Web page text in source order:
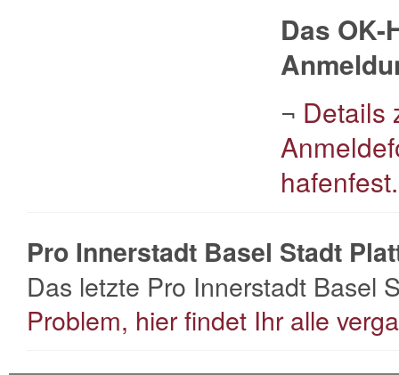
Das
¬ Details
Pro Innerstadt Basel Stadt
Das letzte Pro Innerstadt Basel
Problem, hier findet Ihr alle